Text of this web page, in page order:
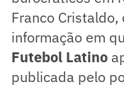
Franco Cristaldo,
informação em
Futebol Latino
publicada pelo